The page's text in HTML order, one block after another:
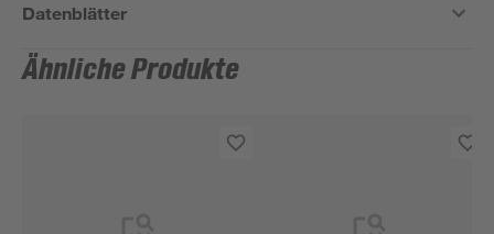
Datenblätter
Ähnliche Produkte